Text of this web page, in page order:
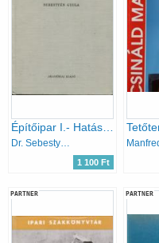
Dr. Sebestyén Gyula
1 100 Ft
PARTNER PARTNER